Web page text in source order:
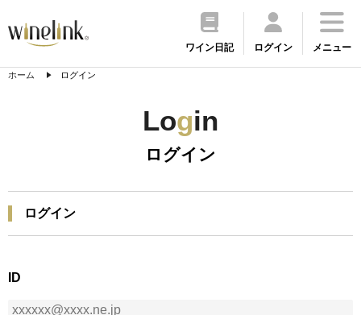
ワイン日記 ログイン メニュー
ホーム ログイン
Login
ログイン
ログイン
ID